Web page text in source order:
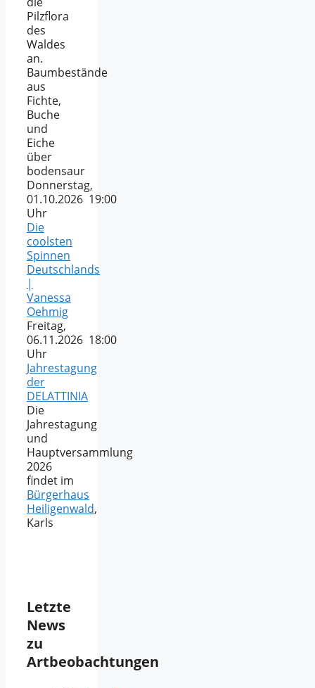
Pilzflora
des
Waldes
an.
Baumbestände
aus
Fichte,
Buche
und
Eiche
über
bodensaur
Donnerstag,
01.10.2026 19:00
Uhr
Die
coolsten
Spinnen
Deutschlands
|
Vanessa
Oehmig
Freitag,
06.11.2026 18:00
Uhr
Jahrestagung
der
DELATTINIA
Die
Jahrestagung
und
Hauptversammlung
2026
findet im
Bürgerhaus
Heiligenwald,
Karls
Letzte
News
zu
Artbeobachtungen